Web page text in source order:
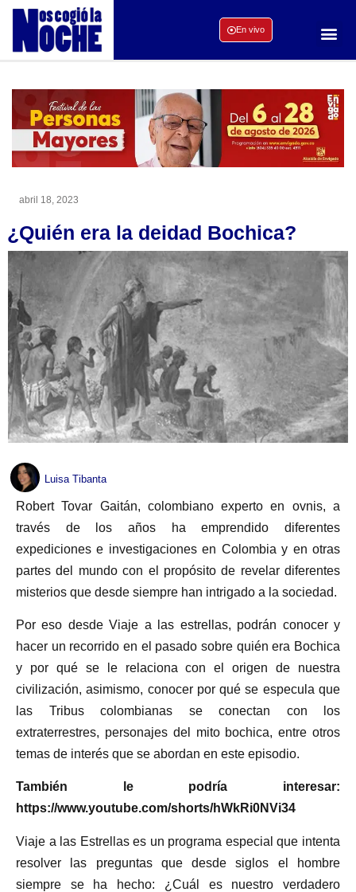
En vivo
abril 18, 2023
¿Quién era la deidad Bochica?
Luisa Tibanta
Robert Tovar Gaitán, colombiano experto en ovnis, a
través de los años ha emprendido diferentes
expediciones e investigaciones en Colombia y en otras
partes del mundo con el propósito de revelar diferentes
misterios que desde siempre han intrigado a la sociedad.
Por eso desde Viaje a las estrellas, podrán conocer y
hacer un recorrido en el pasado sobre quién era Bochica
y por qué se le relaciona con el origen de nuestra
civilización, asimismo, conocer por qué se especula que
las Tribus colombianas se conectan con los
extraterrestres, personajes del mito bochica, entre otros
temas de interés que se abordan en este episodio.
También le podría interesar:
https://www.youtube.com/shorts/hWkRi0NVi34
Viaje a las Estrellas es un programa especial que intenta
resolver las preguntas que desde siglos el hombre
siempre se ha hecho: ¿Cuál es nuestro verdadero